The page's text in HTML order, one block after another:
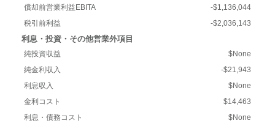
償却前営業利益EBITA
-$1,136,044
税引前利益
-$2,036,143
利息・投資・その他営業外項目
純投資収益
$None
純金利収入
-$21,943
利息収入
$None
金利コスト
$14,463
利息・債務コスト
$None